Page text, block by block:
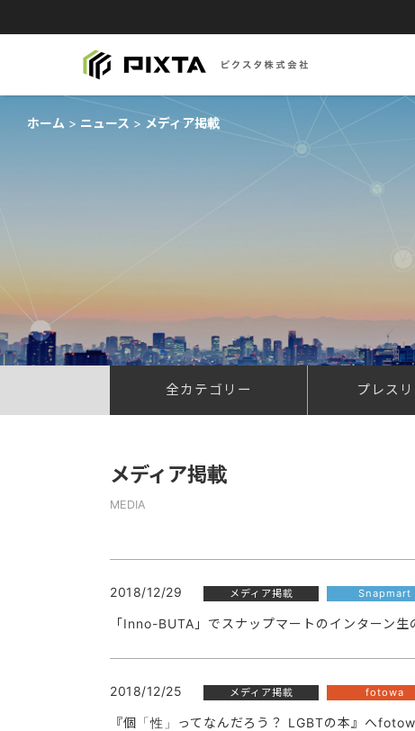
ホーム ニュース メディア掲載
全カテゴリー プレス
メディア掲載
MEDIA
2018/12/29 メディア掲載 Snapmart
「Inno-BUTA」でスナップマートのインターン生
2018/12/25 メディア掲載 fotowa
『個「性」ってなんだろう？ LGBTの本』へ